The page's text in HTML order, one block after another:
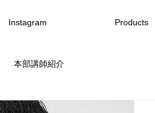
Instagram Products
本部講師紹介